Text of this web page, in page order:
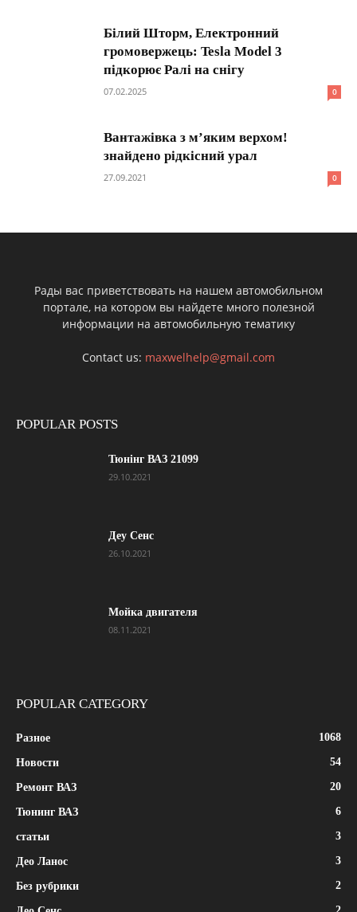
Білий Шторм, Електронний
громовержець: Tesla Model 3
підкорює Ралі на снігу
07.02.2025 0
Вантажівка з м’яким верхом!
знайдено рідкісний урал
27.09.2021 0
Рады вас приветствовать на нашем автомобильном
портале, на котором вы найдете много полезной
информации на автомобильную тематику
Contact us: maxwelhelp@gmail.com
POPULAR POSTS
Тюнінг ВАЗ 21099
29.10.2021
Деу Сенс
26.10.2021
Мойка двигателя
08.11.2021
POPULAR CATEGORY
Разное 1068
Новости 54
Ремонт ВАЗ 20
Тюнинг ВАЗ 6
статьи 3
Део Ланос 3
Без рубрики 2